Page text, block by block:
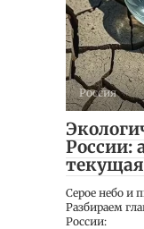
Россия
России:
Серое небо и
Разбираем
России: